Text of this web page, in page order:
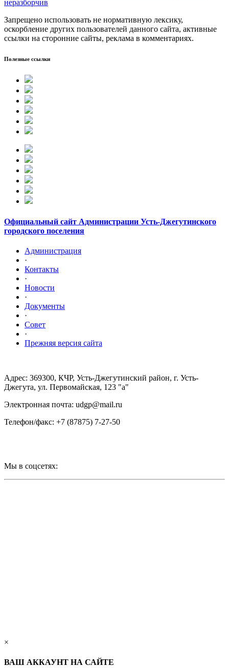
Запрещено использовать не нормативную лексику,
оскорбление других пользователей данного сайта, активные
ссылки на сторонние сайты, реклама в комментариях.
Полезные ссылки
Официальный сайт Администрации Усть-Джегутинского
городского поселения
Администрация
·
Контакты
·
Новости
·
Документы
·
Совет
·
Прежняя версия сайта
Адрес: 369300, КЧР, Усть-Джегутинский район, г. Усть-
Джегута, ул. Первомайская, 123 "а"
Электронная почта: udgp@mail.ru
Телефон/факс: +7 (87875) 7-27-50
Мы в соцсетях:
×
ВАШ АККАУНТ НА САЙТЕ